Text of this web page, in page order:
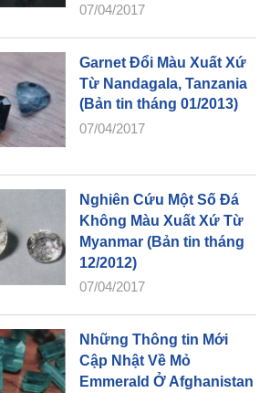
07/04/2017
Garnet Đổi Màu Xuất Xứ
Từ Nandagala, Tanzania
(Bản tin tháng 01/2013)
07/04/2017
Nghiên Cứu Một Số Đá
Không Màu Xuất Xứ Từ
Myanmar (Bản tin tháng
12/2012)
07/04/2017
Những Thông tin Mới
Cập Nhật Về Mỏ
Emmerald Ở Afghanistan